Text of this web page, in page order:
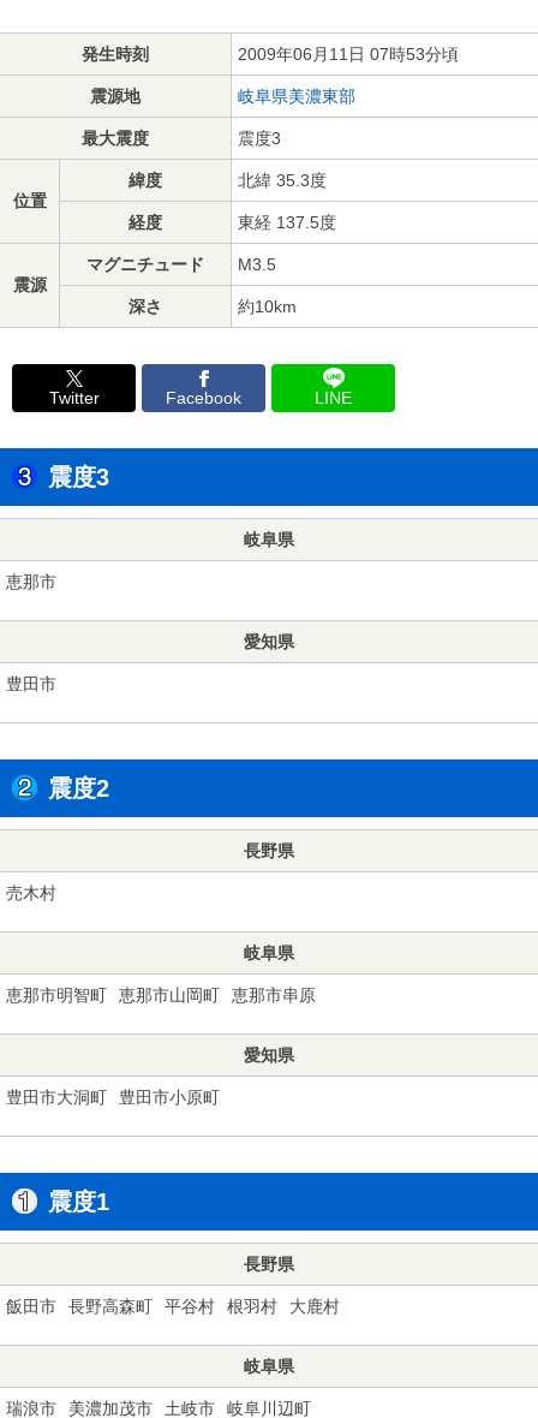
発生時刻 2009年06月11日 07時53分頃
震源地 岐阜県美濃東部
最大震度 震度3
位置
緯度 北緯 35.3度
経度 東経 137.5度
震源
マグニチュード M3.5
深さ 約10km
Twitter Facebook LINE
震度3
岐阜県
恵那市
愛知県
豊田市
震度2
長野県
売木村
岐阜県
恵那市明智町 恵那市山岡町 恵那市串原
愛知県
豊田市大洞町 豊田市小原町
震度1
長野県
飯田市 長野高森町 平谷村 根羽村 大鹿村
岐阜県
瑞浪市 美濃加茂市 土岐市 岐阜川辺町